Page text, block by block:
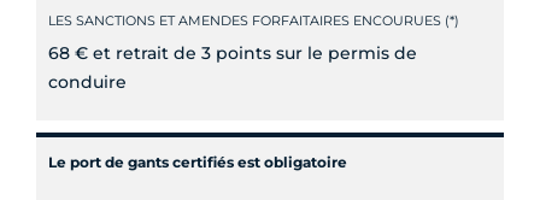
LES SANCTIONS ET AMENDES FORFAITAIRES ENCOURUES (*)
68 € et retrait de 3 points sur le permis de
conduire
Le port de gants certifiés est obligatoire